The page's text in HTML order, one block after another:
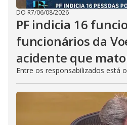
DO R7/06/08/2026
PF indicia 16
funcionários da
acidente que
Entre os responsabilizados está